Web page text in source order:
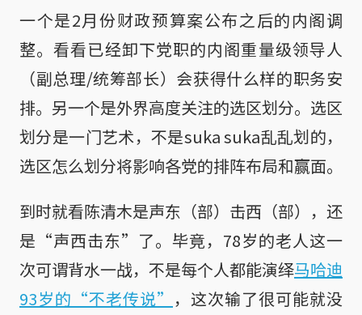
一个是2月份财政预算案公布之后的内阁调
整。看看已经卸下党职的内阁重量级领导人
（副总理/统筹部长）会获得什么样的职务安
排。另一个是外界高度关注的选区划分。选区
划分是一门艺术，不是suka suka乱乱划的，
选区怎么划分将影响各党的排阵布局和赢面。
到时就看陈清木是声东（部）击西（部），还
是“声西击东”了。毕竟，78岁的老人这一
次可谓背水一战，不是每个人都能演绎马哈迪
93岁的“不老传说” ，这次输了很可能就没